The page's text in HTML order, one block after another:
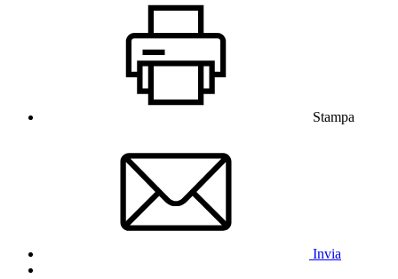
Stampa
Invia